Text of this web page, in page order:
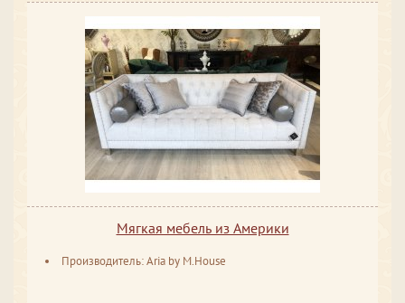
Мягкая мебель из Америки
Производитель: Aria by M.House